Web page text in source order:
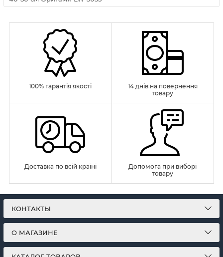
100% гарантія якості
14 днів на повернення
товару
Доставка по всій країні
Допомога при виборі
товару
КОНТАКТЫ
О МАГАЗИНЕ